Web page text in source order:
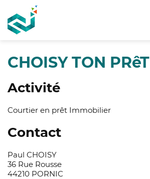
CHOISY TON PRêT
Activité
Courtier en prêt Immobilier
Contact
Paul CHOISY
36 Rue Rousse
44210 PORNIC